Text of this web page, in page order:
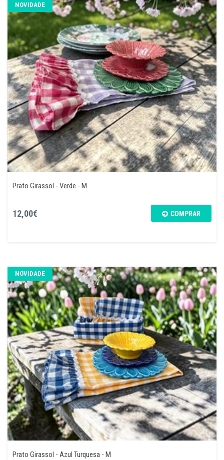
NOVIDADE
Prato Girassol - Verde - M
12,00€ COMPRAR
NOVIDADE
Prato Girassol - Azul Turquesa - M